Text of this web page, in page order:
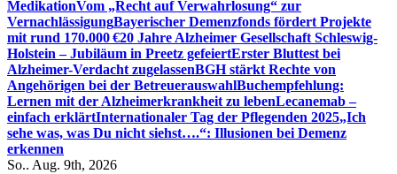
MedikationVom „Recht auf Verwahrlosung“ zur
VernachlässigungBayerischer Demenzfonds fördert Projekte
mit rund 170.000 €20 Jahre Alzheimer Gesellschaft Schleswig-
Holstein – Jubiläum in Preetz gefeiertErster Bluttest bei
Alzheimer-Verdacht zugelassenBGH stärkt Rechte von
Angehörigen bei der BetreuerauswahlBuchempfehlung:
Lernen mit der Alzheimerkrankheit zu lebenLecanemab –
einfach erklärtInternationaler Tag der Pflegenden 2025„Ich
sehe was, was Du nicht siehst….“: Illusionen bei Demenz
erkennen
So.. Aug. 9th, 2026